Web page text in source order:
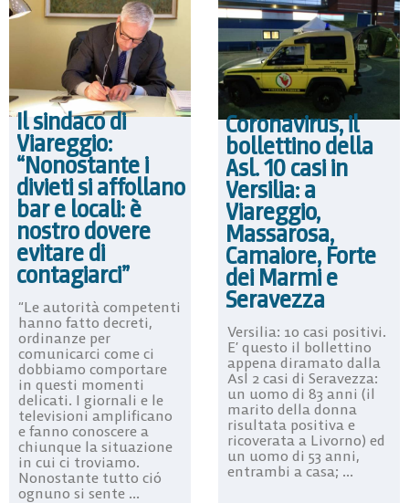
Il sindaco di
Viareggio:
“Nonostante i
divieti si affollano
bar e locali: è
nostro dovere
evitare di
contagiarci”
“Le autorità competenti
hanno fatto decreti,
ordinanze per
comunicarci come ci
dobbiamo comportare
in questi momenti
delicati. I giornali e le
televisioni amplificano
e fanno conoscere a
chiunque la situazione
in cui ci troviamo.
Nonostante tutto ció
ognuno si sente ...
Coronavirus, il
bollettino della
Asl. 10 casi in
Versilia: a
Viareggio,
Massarosa,
Camaiore, Forte
dei Marmi e
Seravezza
Versilia: 10 casi positivi.
E’ questo il bollettino
appena diramato dalla
Asl 2 casi di Seravezza:
un uomo di 83 anni (il
marito della donna
risultata positiva e
ricoverata a Livorno) ed
un uomo di 53 anni,
entrambi a casa; ...